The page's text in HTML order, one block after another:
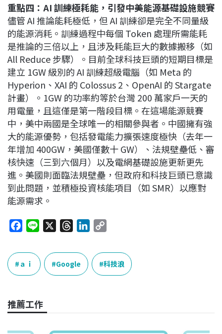
重點四：AI 訓練極耗能，引發中美能源基礎設施競賽
儘管 AI 推論能耗極低，但 AI 訓練卻是完全不同量級
的能源消耗。訓練過程中每個 Token 處理所需能耗
是推論的三倍以上，且涉及耗能巨大的數據搬移（如
All Reduce 步驟）。目前全球科技巨頭的短期目標是
建立 1GW 級別的 AI 訓練超級電腦（如 Meta 的
Hyperion、XAI 的 Colossus 2、OpenAI 的 Stargate
計畫）。1GW 的功率約等於台灣 200 萬家戶一天的
用電量，且這僅是第一階段目標。在這場能源競賽
中，美中兩國是全球唯一的相關參與者。中國擁有強
大的能源優勢，包括發電能力擴張速度極快（去年一
年增加 400GW，美國僅數十 GW）、法規壁壘低、審
核快速（三到六個月）以及電網基礎設施更新更先
進。美國則面臨法規壁壘，但政府和科技巨頭已意識
到此問題，並積極投資核能項目（如 SMR）以應對
能源需求。
c
e
b
o
k
e
r
e
a
k
n
p
y
L
k
ａｉ Google 科技浪
推薦工作